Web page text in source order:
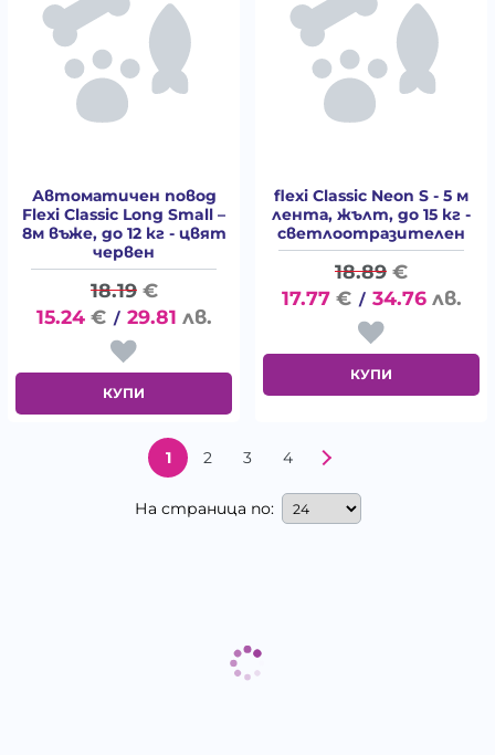
Автоматичен повод
Flexi Classic Long Small –
8м въже, до 12 кг - цвят
червен
18.19 €
15.24 € / 29.81 лв.
КУПИ
flexi Classic Neon S - 5 м
лента, жълт, до 15 кг -
светлоотразителен
18.89 €
17.77 € / 34.76 лв.
КУПИ
1 2 3 4
На страница по: